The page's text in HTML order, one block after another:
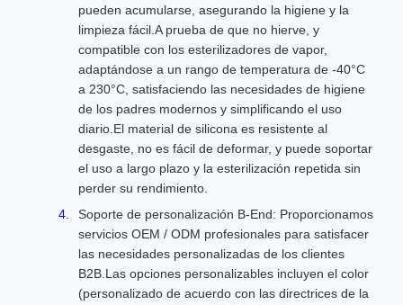
pueden acumularse, asegurando la higiene y la
limpieza fácil.A prueba de que no hierve, y
compatible con los esterilizadores de vapor,
adaptándose a un rango de temperatura de -40°C
a 230°C, satisfaciendo las necesidades de higiene
de los padres modernos y simplificando el uso
diario.El material de silicona es resistente al
desgaste, no es fácil de deformar, y puede soportar
el uso a largo plazo y la esterilización repetida sin
perder su rendimiento.
Soporte de personalización B-End: Proporcionamos
servicios OEM / ODM profesionales para satisfacer
las necesidades personalizadas de los clientes
B2B.Las opciones personalizables incluyen el color
(personalizado de acuerdo con las directrices de la